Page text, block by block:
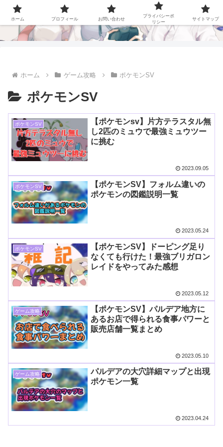
ステラch
ホーム ゲーム攻略 ポケモンSV
ポケモンSV
ポケモンSV
【ポケモンsv】片方テラスタル無
し2匹のミュウで最強ミュウツー
に挑む
2023.09.05
ポケモンSV
【ポケモンSV】フォルム違いの
ポケモンの図鑑説明一覧
2023.05.24
ポケモンSV
【ポケモンSV】ドーピング足り
なくても行けた！最強ブリガロン
レイドをやってみた感想
2023.05.12
ゲーム攻略
【ポケモンSV】パルデア地方に
あるお店で得られる食事パワーと
販売店舗一覧まとめ
2023.05.10
ゲーム攻略
パルデアの大穴詳細マップと出現
ポケモン一覧
2023.04.24
ホーム プロフィール お問い合わせ
プライバシーポ
リシー
サイトマップ